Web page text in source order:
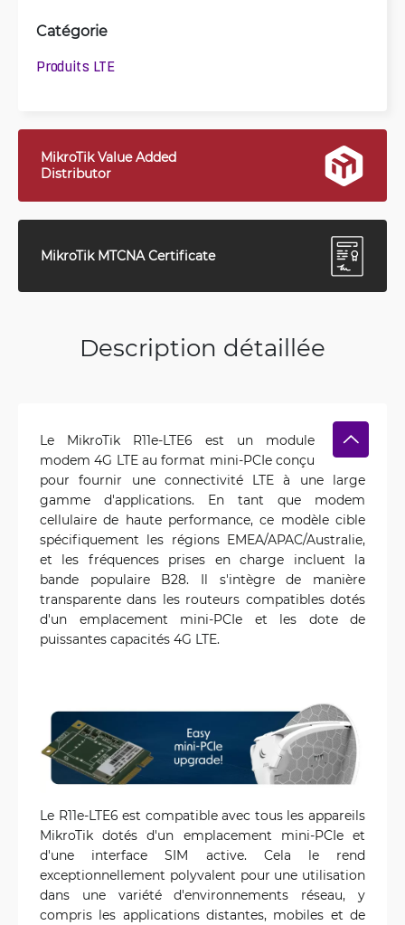
Catégorie
Produits LTE
MikroTik Value Added
Distributor
MikroTik MTCNA Certificate
Description détaillée
Le MikroTik R11e-LTE6 est un module
modem 4G LTE au format mini-PCIe conçu
pour fournir une connectivité LTE à une large
gamme d'applications. En tant que modem
cellulaire de haute performance, ce modèle cible
spécifiquement les régions EMEA/APAC/Australie,
et les fréquences prises en charge incluent la
bande populaire B28. Il s'intègre de manière
transparente dans les routeurs compatibles dotés
d'un emplacement mini-PCIe et les dote de
puissantes capacités 4G LTE.
Le R11e-LTE6 est compatible avec tous les appareils
MikroTik dotés d'un emplacement mini-PCIe et
d'une interface SIM active. Cela le rend
exceptionnellement polyvalent pour une utilisation
dans une variété d'environnements réseau, y
compris les applications distantes, mobiles et de